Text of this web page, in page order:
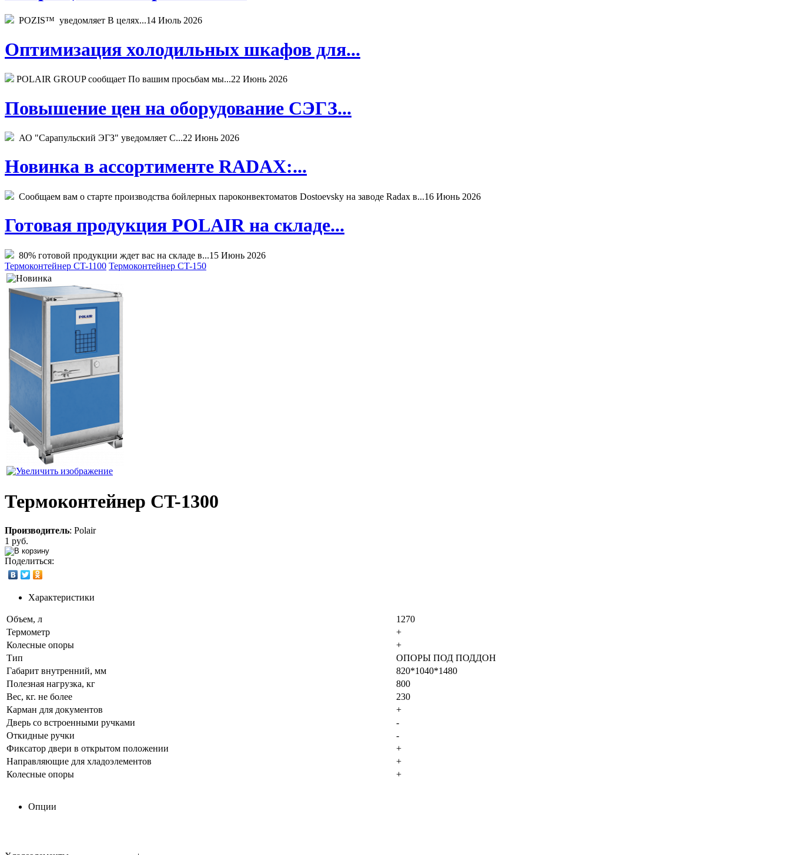
POZIS™ уведомляет В целях...14 Июль 2026
Оптимизация холодильных шкафов для...
POLAIR GROUP сообщает По вашим просьбам мы...22 Июнь 2026
Повышение цен на оборудование СЭГЗ...
АО "Сарапульский ЭГЗ" уведомляет С...22 Июнь 2026
Новинка в ассортименте RADAX:...
Сообщаем вам о старте производства бойлерных пароконвектоматов Dostoevsky на заводе Radax в...16 Июнь 2026
Готовая продукция POLAIR на складе...
80% готовой продукции ждет вас на складе в...15 Июнь 2026
Термоконтейнер CT-1100 Термоконтейнер CT-150
Термоконтейнер CT-1300
Производитель: Polair
1 руб.
Поделиться:
Характеристики
Объем, л
1270
Термометр
+
Колесные опоры
+
Тип
ОПОРЫ ПОД ПОДДОН
Габарит внутренний, мм
820*1040*1480
Полезная нагрузка, кг
800
Вес, кг. не более
230
Карман для документов
+
Дверь со встроенными ручками
-
Откидные ручки
-
Фиксатор двери в открытом положении
+
Направляющие для хладоэлементов
+
Колесные опоры
+
Опции